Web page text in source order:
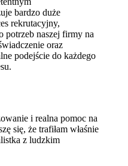
bardzo duże
rekrutacyjny,
potrzeb naszej firmy na
oraz
podejście do każdego
i realna pomoc na
się, że trafiłam właśnie
z ludzkim